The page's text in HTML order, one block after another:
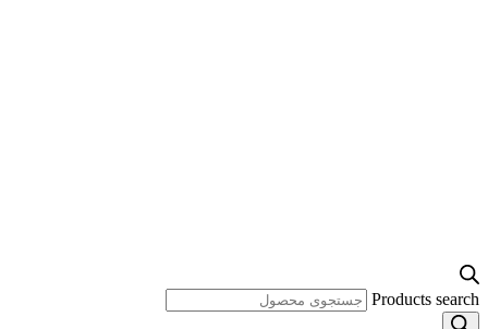
Products search